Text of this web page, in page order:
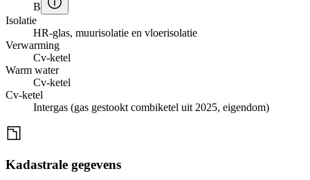
B
Isolatie
HR-glas, muurisolatie en vloerisolatie
Verwarming
Cv-ketel
Warm water
Cv-ketel
Cv-ketel
Intergas (gas gestookt combiketel uit 2025, eigendom)
Kadastrale gegevens